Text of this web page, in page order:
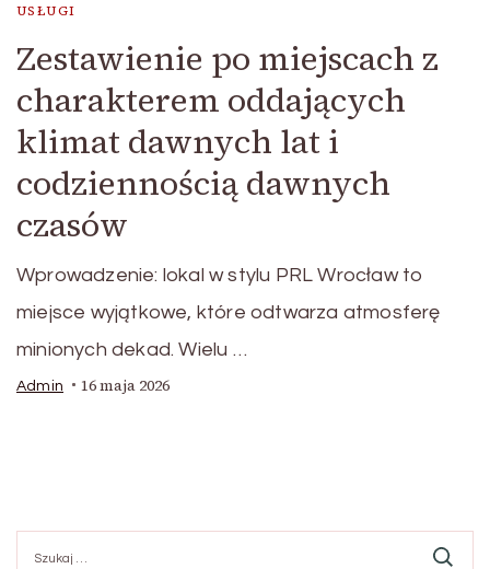
USŁUGI
Zestawienie po miejscach z
charakterem oddających
klimat dawnych lat i
codziennością dawnych
czasów
Wprowadzenie: lokal w stylu PRL Wrocław to
miejsce wyjątkowe, które odtwarza atmosferę
minionych dekad. Wielu …
Admin 16 maja 2026